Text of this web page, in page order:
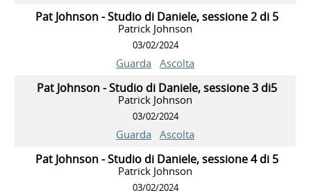
Pat Johnson - Studio di Daniele, sessione 2 di 5
Patrick Johnson
03/02/2024
Guarda Ascolta
Pat Johnson - Studio di Daniele, sessione 3 di5
Patrick Johnson
03/02/2024
Guarda Ascolta
Pat Johnson - Studio di Daniele, sessione 4 di 5
Patrick Johnson
03/02/2024